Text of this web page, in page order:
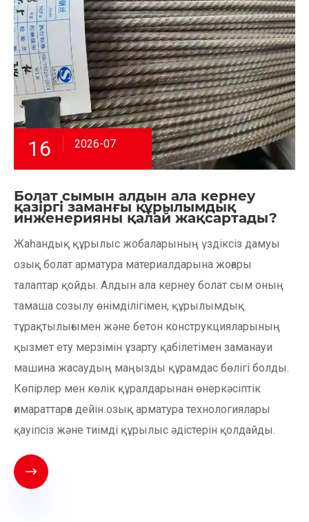
16 2026-07
Болат сымын алдын ала кернеу
қазіргі заманғы құрылымдық
инженерияны қалай жақсартады?
Жаһандық құрылыс жобаларының үздіксіз дамуы
озық болат арматура материалдарына жоғары
талаптар қойды. Алдын ала кернеу болат сым оның
тамаша созылу өнімділігімен, құрылымдық
тұрақтылығымен және бетон конструкцияларының
қызмет ету мерзімін ұзарту қабілетімен заманауи
машина жасаудың маңызды құрамдас бөлігі болды.
Көпірлер мен көлік құралдарынан өнеркәсіптік
ғимараттарға дейін озық арматура технологиялары
қауіпсіз және тиімді құрылыс әдістерін қолдайды.
